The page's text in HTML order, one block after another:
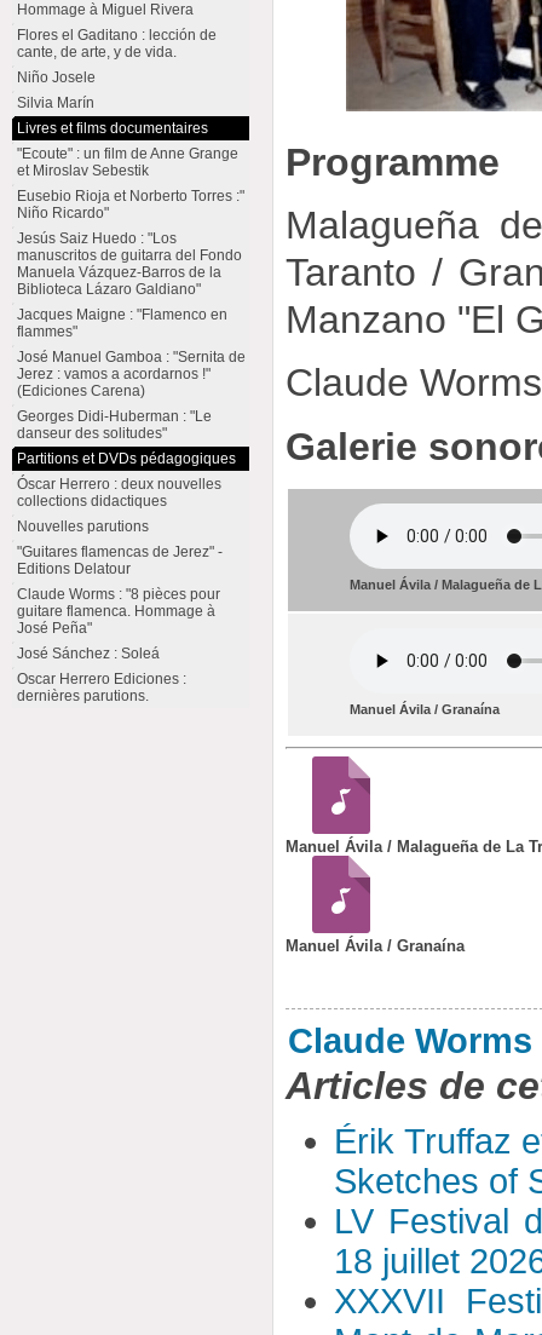
Programme
Malagueña
Taranto /
Manzano "El
Claude Worms
Galerie
Manuel Ávila / Malagueña de
Manuel Ávila / Granaína
Manuel Ávila / Malagueña de La
Manuel Ávila / Granaína
Claude Worms
Articles de
Érik Truffaz
Sketches of
LV Festival
18 juillet
XXXVII
Hommage à Miguel Rivera
Flores el Gaditano : lección de
cante, de arte, y de vida.
Niño Josele
Silvia Marín
Livres et films documentaires
"Ecoute" : un film de Anne Grange
et Miroslav Sebestik
Eusebio Rioja et Norberto Torres :"
Niño Ricardo"
Jesús Saiz Huedo : "Los
manuscritos de guitarra del Fondo
Manuela Vázquez-Barros de la
Biblioteca Lázaro Galdiano"
Jacques Maigne : "Flamenco en
flammes"
José Manuel Gamboa : "Sernita de
Jerez : vamos a acordarnos !"
(Ediciones Carena)
Georges Didi-Huberman : "Le
danseur des solitudes"
Partitions et DVDs pédagogiques
Óscar Herrero : deux nouvelles
collections didactiques
Nouvelles parutions
"Guitares flamencas de Jerez" -
Editions Delatour
Claude Worms : "8 pièces pour
guitare flamenca. Hommage à
José Peña"
José Sánchez : Soleá
Oscar Herrero Ediciones :
dernières parutions.